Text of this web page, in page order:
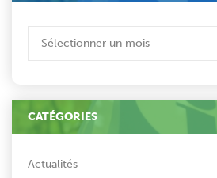
CATÉGORIES
Actualités